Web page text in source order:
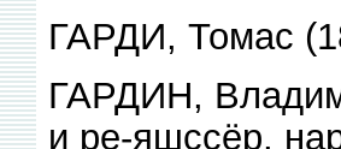
ГАРДИ, Томас
ГАРДИН,
и ре-яшссёр,